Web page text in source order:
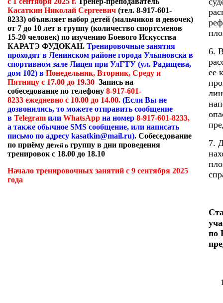
Касаткин Николай Сергеевич (тел. 8-917-601-
8233) объявляет набор детей (мальчиков и девочек)
от 7 до 10 лет в группу (количество спортсменов
15-20 человек) по изучению Боевого Искусства
КАРАТЭ ФУДОКАН. Тренировочные занятия
проходят в Ленинском районе города Ульяновска в
спортивном зале Лицея при УлГТУ (ул. Радищева,
дом 102) в Понедельник, Вторник, Среду и
Пятницу с 17.00 до 19.30 Запись на
собеседование по телефону 8-917-601-
8233 ежедневно с 10.00 до 14.00. (Если Вы не
дозвонились, то можете отправить сообщение
в Telegram или WhatsApp на номер 8-917-601-8233,
а также обычное SMS сообщение, или написать
письмо по адресу kasatkin@mail.ru). Собеседование
по приёму детей в группу в дни проведения
тренировок с 18.00 до 18.10
Начало тренировочных занятий с 9 сентября 2025
года
6.
ее
7.
по